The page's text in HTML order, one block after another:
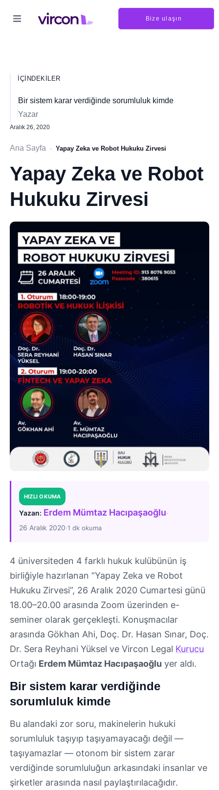
Bize ulaşın
İÇINDEKILER
Bir sistem karar verdiğinde sorumluluk kimde
Yazar
Aralık 26, 2020
Ana Sayfa › Yapay Zeka ve Robot Hukuku Zirvesi
Yapay Zeka ve Robot
Hukuku Zirvesi
HIZLI OKUMA
Yazan: Erdem Mümtaz Hacıpaşaoğlu·
26 Aralık 2020·1 dk okuma
4 üniversiteden 4 farklı hukuk kulübünün iş
birliğiyle hazırlanan “Yapay Zeka ve Robot
Hukuku Zirvesi”, 26 Aralık 2020 Cumartesi günü
18.00–20.00 arasında Zoom üzerinden e-
seminer olarak gerçekleşti. Konuşmacılar
arasında Gökhan Ahi, Doç. Dr. Hasan Sınar, Doç.
Dr. Sera Reyhani Yüksel ve Vircon Legal Kurucu
Ortağı Erdem Mümtaz Hacıpaşaoğlu yer aldı.
Bir sistem karar verdiğinde
sorumluluk kimde
Bu alandaki zor soru, makinelerin hukuki
sorumluluk taşıyıp taşıyamayacağı değil —
taşıyamazlar — otonom bir sistem zarar
verdiğinde sorumluluğun arkasındaki insanlar ve
şirketler arasında nasıl paylaştırılacağıdır.